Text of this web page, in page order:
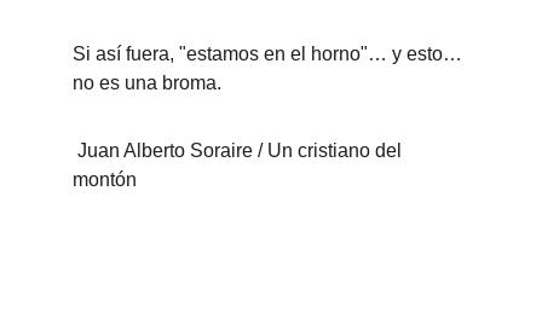
Si así fuera, "estamos en el horno"… y esto…
no es una broma.
montón